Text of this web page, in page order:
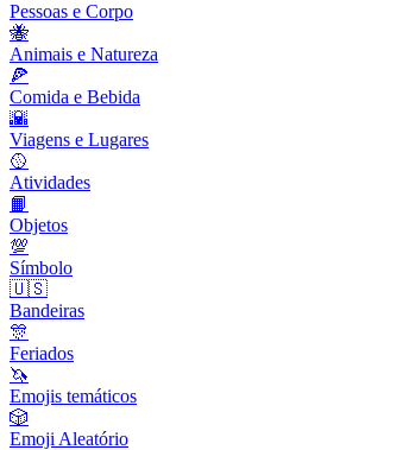
Pessoas e Corpo
🐝
Animais e Natureza
🍕
Comida e Bebida
🌇
Viagens e Lugares
🥎
Atividades
📙
Objetos
💯
Símbolo
🇺🇸
Bandeiras
🎊
Feriados
🦄
Emojis temáticos
🎲
Emoji Aleatório